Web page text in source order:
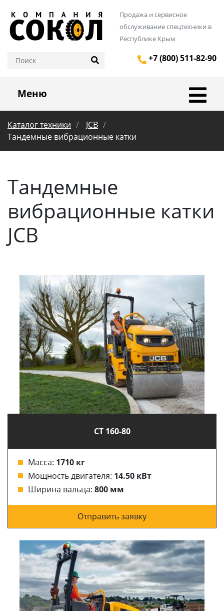
Продажа и сервисное
обслуживание спецтехники в
Республике Крым
+7 (800) 511-82-90
Меню
Каталог техники
JCB
Тандемные вибрационные катки
Тандемные
вибрационные катки
JCB
CT 160-80
Масса: 1710 кг
Мощность двигателя: 14.50 кВт
Ширина вальца: 800 мм
Отправить заявку